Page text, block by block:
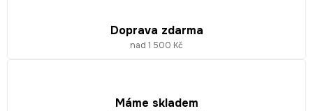
Doprava zdarma
nad 1 500 Kč
Máme skladem